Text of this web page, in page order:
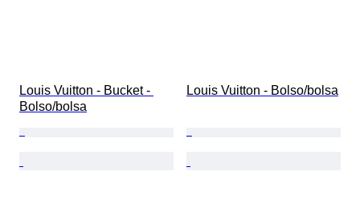
Louis Vuitton - Bucket -
Bolso/bolsa
Louis Vuitton - Bolso/bolsa